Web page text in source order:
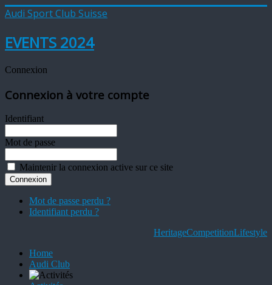
Audi Sport Club Suisse
EVENTS 2024
Connexion
Connexion à votre compte
Identifiant
Mot de passe
Maintenir la connexion active sur ce site
Mot de passe perdu ?
Identifiant perdu ?
HeritageCompetitionLifestyle
Home
Audi Club